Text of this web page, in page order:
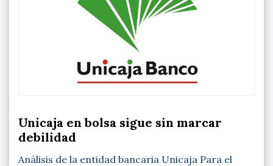
Unicaja en bolsa sigue sin marcar
debilidad
Análisis de la entidad bancaria Unicaja Para el